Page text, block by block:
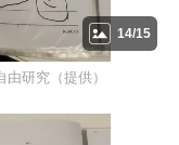
14/15
研究（提供）